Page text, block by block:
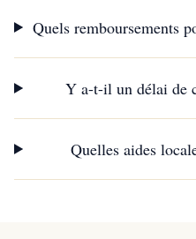
Quels remboursements
Y a-t-il un délai de
Quelles aides